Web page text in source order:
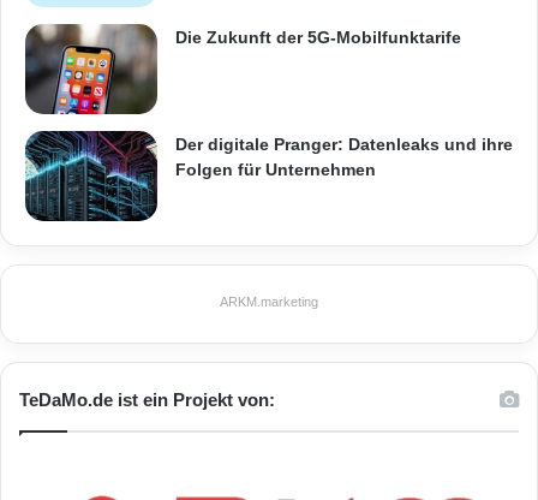
Die Zukunft der 5G-Mobilfunktarife
Der digitale Pranger: Datenleaks und ihre
Folgen für Unternehmen
ARKM.marketing
TeDaMo.de ist ein Projekt von: